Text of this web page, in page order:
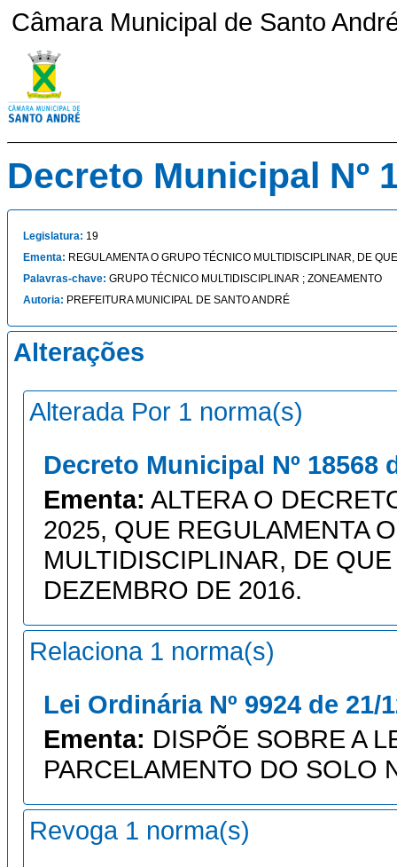
Câmara Municipal de Santo
Decreto Municipal Nº
Legislatura: 19
Ementa: REGULAMENTA O GRUPO TÉCNICO MULTIDISCIPLINAR, DE
Palavras-chave: GRUPO TÉCNICO MULTIDISCIPLINAR ; ZONEAMENTO
Autoria: PREFEITURA MUNICIPAL DE SANTO ANDRÉ
Alterações
Alterada Por 1 norma(s)
Decreto Municipal Nº 18568
Ementa: ALTERA O
2025, QUE REGULAMENTA
MULTIDISCIPLINAR, DE
DEZEMBRO DE 2016.
Relaciona 1 norma(s)
Lei Ordinária Nº 9924 de 21/
Ementa: DISPÕE SOBRE A
PARCELAMENTO DO SOLO
Revoga 1 norma(s)